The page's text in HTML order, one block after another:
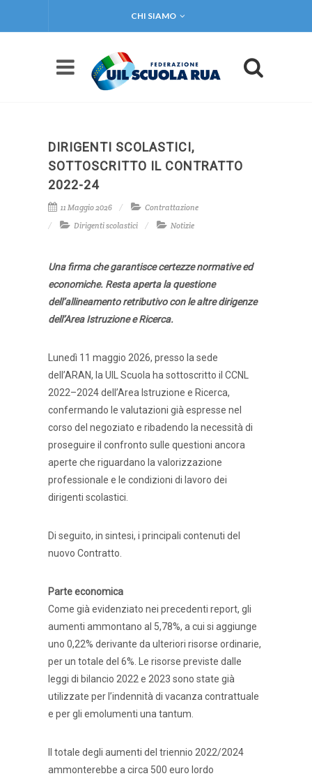
CHI SIAMO
DIRIGENTI SCOLASTICI,
SOTTOSCRITTO IL CONTRATTO
2022-24
11 Maggio 2026
Contrattazione
Dirigenti scolastici
Notizie
Una firma che garantisce certezze normative ed
economiche. Resta aperta la questione
dell’allineamento retributivo con le altre dirigenze
dell’Area Istruzione e Ricerca.
Lunedì 11 maggio 2026, presso la sede
dell’ARAN, la UIL Scuola ha sottoscritto il CCNL
2022–2024 dell’Area Istruzione e Ricerca,
confermando le valutazioni già espresse nel
corso del negoziato e ribadendo la necessità di
proseguire il confronto sulle questioni ancora
aperte che riguardano la valorizzazione
professionale e le condizioni di lavoro dei
dirigenti scolastici.
Di seguito, in sintesi, i principali contenuti del
nuovo Contratto.
Parte economica
Come già evidenziato nei precedenti report, gli
aumenti ammontano al 5,78%, a cui si aggiunge
uno 0,22% derivante da ulteriori risorse ordinarie,
per un totale del 6%. Le risorse previste dalle
leggi di bilancio 2022 e 2023 sono state già
utilizzate per l’indennità di vacanza contrattuale
e per gli emolumenti una tantum.
Il totale degli aumenti del triennio 2022/2024
ammonterebbe a circa 500 euro lordo